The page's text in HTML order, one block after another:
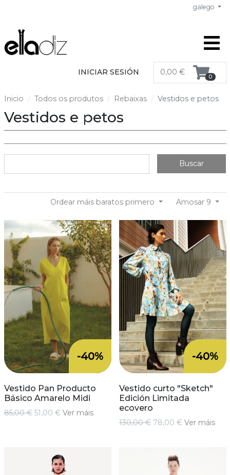
galego
INICIAR SESIÓN 0,00 € 0
Inicio Todos os produtos Rebaixas Vestidos e petos
Vestidos e petos
Buscar
Amosar 9
Ordear máis baratos primero
-40%
Vestido Pan Producto
Básico Amarelo Midi
85,00 € 51,00 € Ver máis
-40%
Vestido curto "Sketch"
Edición Limitada
ecovero
130,00 € 78,00 € Ver máis